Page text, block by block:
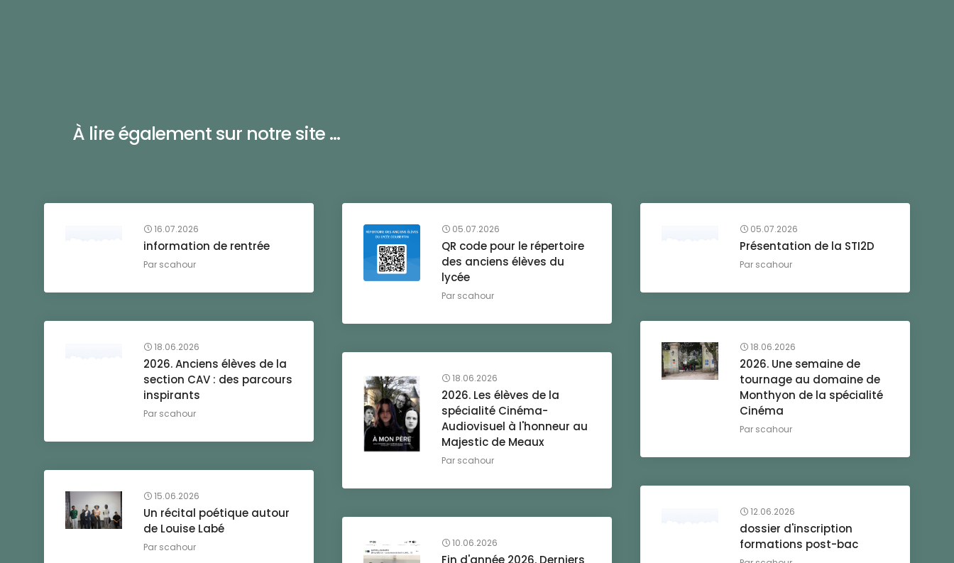
À lire également sur notre site ...
16.07.2026
information de rentrée
Par scahour
05.07.2026
QR code pour le répertoire
des anciens élèves du
lycée
Par scahour
05.07.2026
Présentation de la STI2D
Par scahour
18.06.2026
2026. Anciens élèves de la
section CAV : des parcours
inspirants
Par scahour
18.06.2026
2026. Une semaine de
tournage au domaine de
Monthyon de la spécialité
Cinéma
Par scahour
18.06.2026
2026. Les élèves de la
spécialité Cinéma-
Audiovisuel à l'honneur au
Majestic de Meaux
Par scahour
15.06.2026
Un récital poétique autour
de Louise Labé
Par scahour
12.06.2026
dossier d'inscription
formations post-bac
10.06.2026
Fin d'année 2026. Derniers